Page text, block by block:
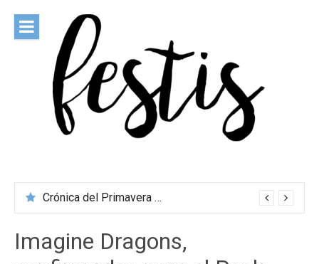
contenido
Crónica del Primavera Sound Porto 2026
Imagine Dragons,